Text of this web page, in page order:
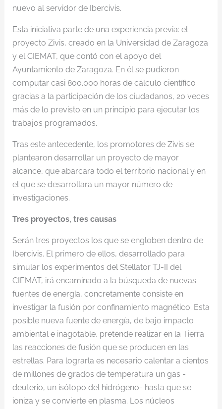
nuevo al servidor de Ibercivis.
Esta iniciativa parte de una experiencia previa: el
proyecto Zivis, creado en la Universidad de Zaragoza
y el CIEMAT, que contó con el apoyo del
Ayuntamiento de Zaragoza. En él se pudieron
computar casi 800.000 horas de cálculo científico
gracias a la participación de los ciudadanos, 20 veces
más de lo previsto en un principio para ejecutar los
trabajos programados.
Tras este antecedente, los promotores de Zivis se
plantearon desarrollar un proyecto de mayor
alcance, que abarcara todo el territorio nacional y en
el que se desarrollara un mayor número de
investigaciones.
Tres proyectos, tres causas
Serán tres proyectos los que se engloben dentro de
Ibercivis. El primero de ellos, desarrollado para
simular los experimentos del Stellator TJ-II del
CIEMAT, irá encaminado a la búsqueda de nuevas
fuentes de energía, concretamente consiste en
investigar la fusión por confinamiento magnético. Esta
posible nueva fuente de energía, de bajo impacto
ambiental e inagotable, pretende realizar en la Tierra
las reacciones de fusión que se producen en las
estrellas. Para lograrla es necesario calentar a cientos
de millones de grados de temperatura un gas -
deuterio, un isótopo del hidrógeno- hasta que se
ioniza y se convierte en plasma. Los núcleos